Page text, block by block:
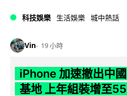
科技娛樂 生活娛樂 城中熱話
Vin 19 小時
iPhone 加速撤出中
基地 上年組裝增至